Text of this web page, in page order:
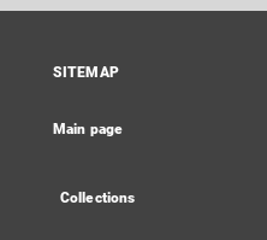
open
new
SITEMAP
Main page
Collections